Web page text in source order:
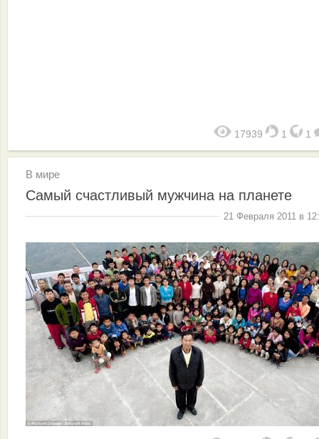
17939 1 1
В мире
Самый счастливый мужчина на планете
21 Февраля 2011 в